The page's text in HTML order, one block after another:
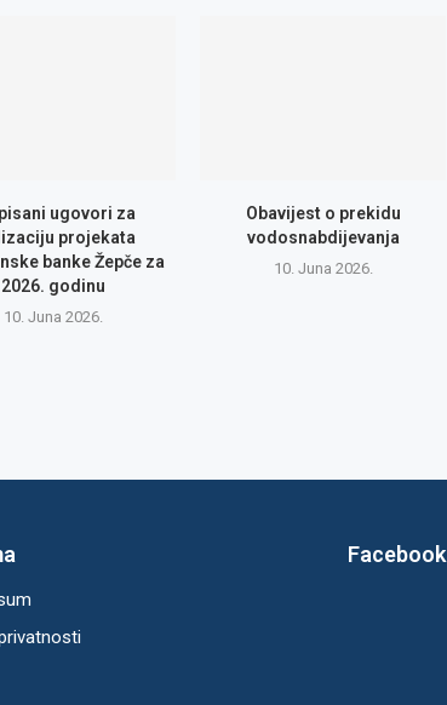
ugovori za
projekata
banke Žepče za
2026. godinu
10. Juna 2026.
Obavijest o prekidu
vodosnabdijevanja
10. Juna 2026.
Facebook